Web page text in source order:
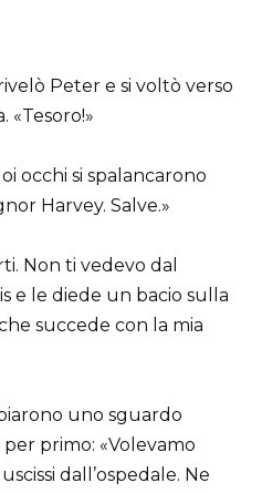
Peter e si voltò verso
«Tesoro!»
occhi si spalancarono
Harvey. Salve.»
Non ti vedevo dal
e le diede un bacio sulla
succede con la mia
uno sguardo
primo: «Volevamo
dall’ospedale. Ne